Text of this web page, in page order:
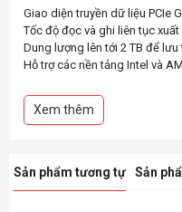
Giao diện truyền dữ liệu PCIe
Tốc độ đọc và ghi liên tục
Dung lượng lên tới 2 TB để
Hỗ trợ các nền tảng Intel và
máy game PS5
Xem thêm
Sản phẩm tương tự Sản